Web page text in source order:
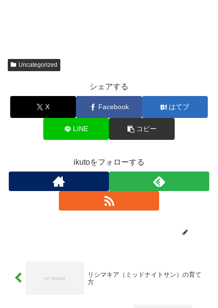
Uncategorized
シェアする
X Facebook はてブ
LINE コピー
ikutoをフォローする
リシマキア（ミッドナイトサン）の育て
方